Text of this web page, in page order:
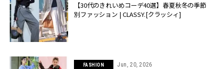
【30代のきれいめコーデ40選】春夏秋冬の季節
別ファッション | CLASSY.[クラッシィ]
FASHION Jun, 20, 2026